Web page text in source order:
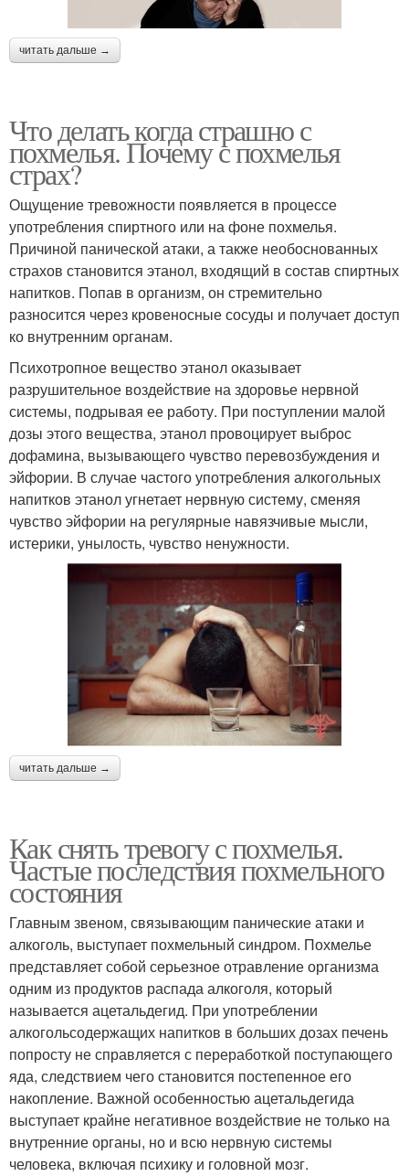
читать дальше →
Что делать когда страшно с
похмелья. Почему с похмелья
страх?
Ощущение тревожности появляется в процессе
употребления спиртного или на фоне похмелья.
Причиной панической атаки, а также необоснованных
страхов становится этанол, входящий в состав спиртных
напитков. Попав в организм, он стремительно
разносится через кровеносные сосуды и получает доступ
ко внутренним органам.
Психотропное вещество этанол оказывает
разрушительное воздействие на здоровье нервной
системы, подрывая ее работу. При поступлении малой
дозы этого вещества, этанол провоцирует выброс
дофамина, вызывающего чувство перевозбуждения и
эйфории. В случае частого употребления алкогольных
напитков этанол угнетает нервную систему, сменяя
чувство эйфории на регулярные навязчивые мысли,
истерики, унылость, чувство ненужности.
читать дальше →
Как снять тревогу с похмелья.
Частые последствия похмельного
состояния
Главным звеном, связывающим панические атаки и
алкоголь, выступает похмельный синдром. Похмелье
представляет собой серьезное отравление организма
одним из продуктов распада алкоголя, который
называется ацетальдегид. При употреблении
алкогольсодержащих напитков в больших дозах печень
попросту не справляется с переработкой поступающего
яда, следствием чего становится постепенное его
накопление. Важной особенностью ацетальдегида
выступает крайне негативное воздействие не только на
внутренние органы, но и всю нервную системы
человека, включая психику и головной мозг.